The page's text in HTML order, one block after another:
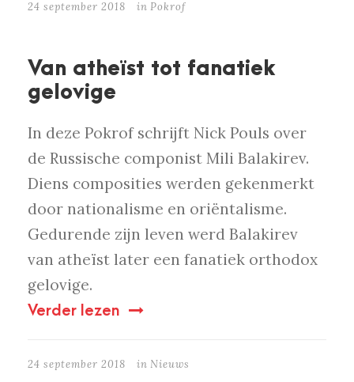
24 september 2018 in Pokrof
Van atheïst tot fanatiek
gelovige
In deze Pokrof schrijft Nick Pouls over
de Russische componist Mili Balakirev.
Diens composities werden gekenmerkt
door nationalisme en oriëntalisme.
Gedurende zijn leven werd Balakirev
van atheïst later een fanatiek orthodox
gelovige.
Verder lezen
24 september 2018 in Nieuws